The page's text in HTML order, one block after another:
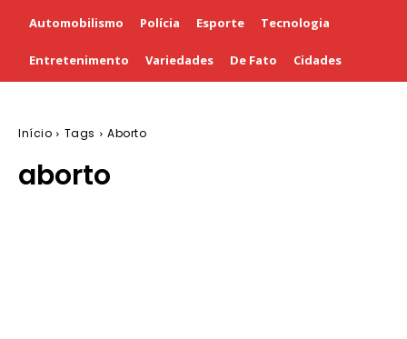
Automobilismo Polícia Esporte Tecnologia
Entretenimento Variedades De Fato Cidades
Início Tags Aborto
aborto